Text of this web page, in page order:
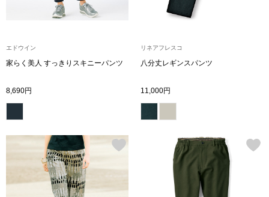
ルーム･アン
エドウイン
家らく美人 すっきりスキニーパンツ
8,690円
リネアフレスコ
八分丈レギンスパンツ
11,000円